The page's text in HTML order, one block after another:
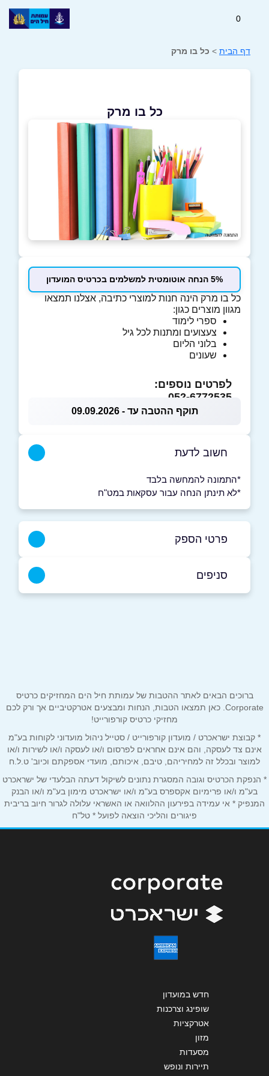
0
דף הבית > כל בו מרק
כל בו מרק
5% הנחה אוטומטית למשלמים בכרטיס המועדון
כל בו מרק הינה חנות למוצרי כתיבה, אצלנו תמצאו
מגוון מוצרים כגון:
ספרי לימוד
צעצועים ומתנות לכל גיל
בלוני הליום
שעונים
לפרטים נוספים:
תוקף ההטבה עד - 09.09.2026
חשוב לדעת
*התמונה להמחשה בלבד
*לא תינתן הנחה עבור עסקאות במט"ח
פרטי הספק
אימייל*
נושא*
אנא חזרו אלי בקשר ל...
הודעה*
שליחה
סניפים
ברוכים הבאים לאתר ההטבות של עמותת חיל הים המחזיקים כרטיס
Corporate. כאן תמצאו הטבות, הנחות ומבצעים אטרקטיביים אך ורק לכם
מחזיקי כרטיס קורפורייט!
* קבוצת ישראכרט / מועדון קורפורייט / סטייל ניהול מועדוני לקוחות בע"מ
אינם צד לעסקה, והם אינם אחראים לפרסום ו/או לעסקה ו/או לשירות ו/או
למוצר ובכלל זה למחיריהם, טיבם, איכותם, מועדי אספקתם וכיוב' ט.ל.ח
* הנפקת הכרטיס וגובה המסגרת נתונים לשיקול דעתה הבלעדי של ישראכרט
בע"מ ו/או פרימיום אקספרס בע"מ ו/או ישראכרט מימון בע"מ ו/או הבנק
המנפיק * אי עמידה בפירעון ההלוואה או האשראי עלולה לגרור חיוב בריבית
פיגורים והליכי הוצאה לפועל * טל"ח
חדש במועדון
שופינג וצרכנות
אטרקציות
מזון
מסעדות
תיירות ונופש